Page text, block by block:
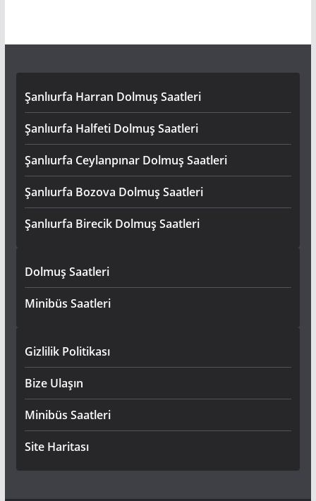
Şanlıurfa Harran Dolmuş Saatleri
Şanlıurfa Halfeti Dolmuş Saatleri
Şanlıurfa Ceylanpınar Dolmuş Saatleri
Şanlıurfa Bozova Dolmuş Saatleri
Şanlıurfa Birecik Dolmuş Saatleri
Dolmuş Saatleri
Minibüs Saatleri
Gizlilik Politikası
Bize Ulaşın
Minibüs Saatleri
Site Haritası